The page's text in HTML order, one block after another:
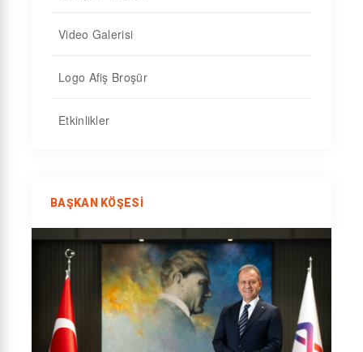
Video Galerisi
Logo Afiş Broşür
Etkinlikler
BAŞKAN KÖŞESI